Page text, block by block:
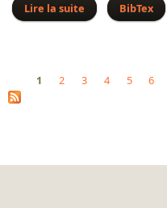
Faire une suggestion de
Lire la suite
de État des
BibTex
Pages
1 2 3 4 5 6